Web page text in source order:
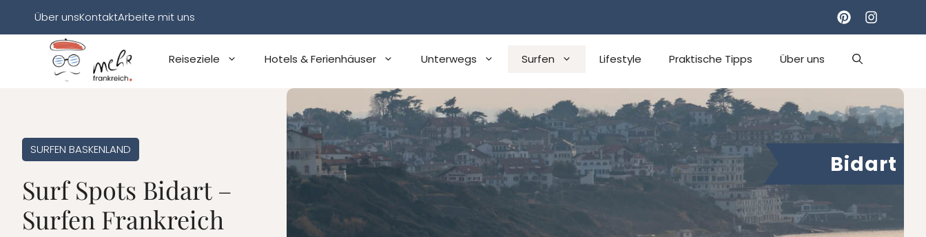
Über unsKontaktArbeite mit uns
Reiseziele Hotels & Ferienhäuser Unterwegs Surfen Lifestyle Praktische Tipps Über uns
SURFEN BASKENLAND
Surf Spots Bidart –
Surfen Frankreich
Bidart